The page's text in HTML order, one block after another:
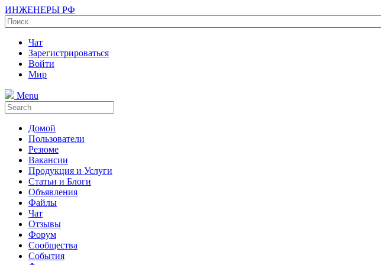
ИНЖЕНЕРЫ РФ
Чат
Зарегистрироваться
Войти
Мир
Menu
Домой
Пользователи
Резюме
Вакансии
Продукция и Услуги
Статьи и Блоги
Объявления
Файлы
Чат
Отзывы
Форум
Сообщества
События